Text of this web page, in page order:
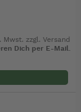
Mwst. zzgl.Versand
Dich per E-Mail.